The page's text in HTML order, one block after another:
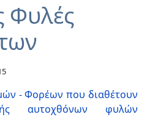
Φυλές
- Φορέων που διαθέτουν
αυτοχθόνων φυλών